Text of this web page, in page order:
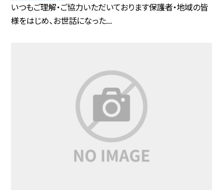
いつもご理解・ご協力いただいております保護者・地域の皆
様をはじめ、お世話になった...